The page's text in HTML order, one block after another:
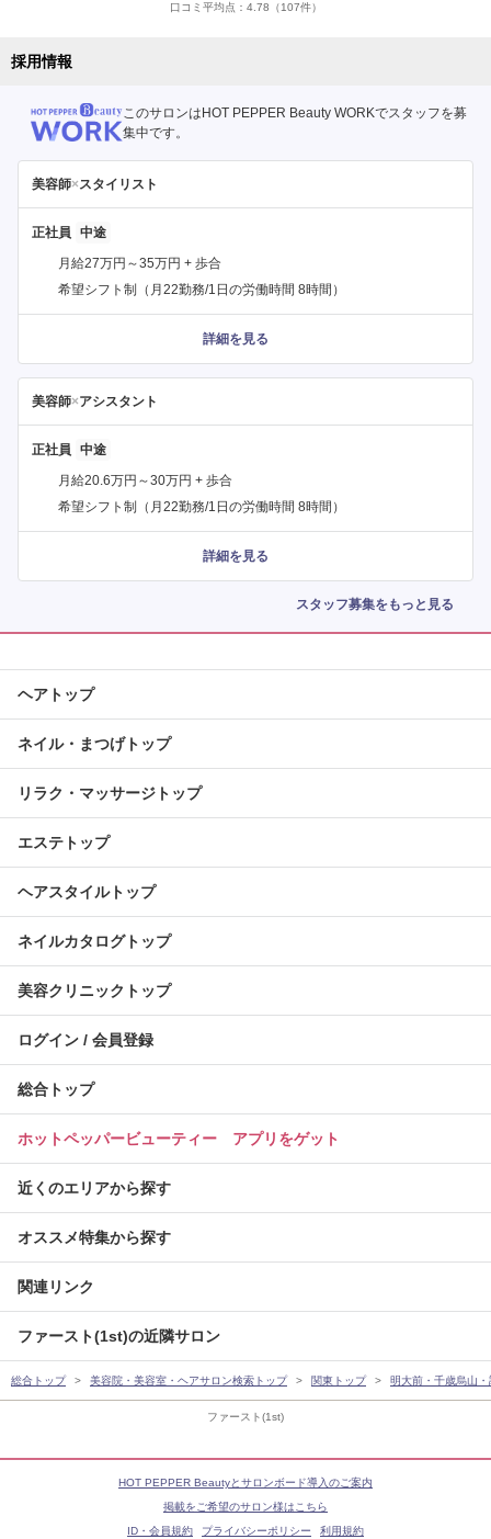
ファースト(1st)
口コミ平均点： 4.78 （107件）
採用情報
このサロンはHOT PEPPER Beauty WORKでスタッフを募
集中です。
美容師×スタイリスト
正社員
月給27万円～35万円 + 歩合
希望シフト制（月22勤務/1日の労働時間 8時間）
詳細を見る
美容師×アシスタント
正社員
月給20.6万円～30万円 + 歩合
希望シフト制（月22勤務/1日の労働時間 8時間）
詳細を見る
スタッフ募集をもっと見る
ヘアトップ
ネイル・まつげトップ
リラク・マッサージトップ
エステトップ
ヘアスタイルトップ
ネイルカタログトップ
美容クリニックトップ
ログイン / 会員登録
総合トップ
ホットペッパービューティー アプリをゲット
近くのエリアから探す
オススメ特集から探す
関連リンク
ファースト(1st)の近隣サロン
総合トップ 美容院・美容室・ヘアサロン検索トップ 関東トップ 明大前・千歳烏山
HOT PEPPER Beautyとサロンボード導入のご案内
掲載をご希望のサロン様はこちら
ID・会員規約
プライバシーポリシー 利用規約